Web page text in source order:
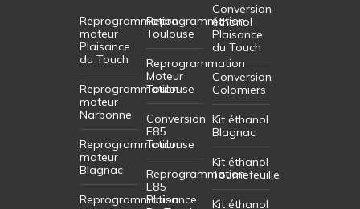
Reprogrammation
moteur
Plaisance
du Touch
Reprogrammation
moteur
Narbonne
Reprogrammation
moteur
Blagnac
Reprogrammation
Reprogrammation
Toulouse
Reprogrammation
Moteur
Toulouse
Conversion
E85
Toulouse
Reprogrammation
E85
Plaisance
Conversion
éthanol
Plaisance
du Touch
Conversion
Colomiers
Kit éthanol
Blagnac
Kit éthanol
Tournefeuille
Kit éthanol